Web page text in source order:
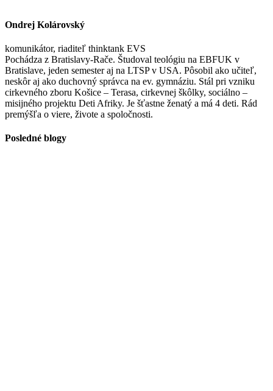
Ondrej Kolárovský
komunikátor, riaditeľ thinktank EVS
Pochádza z Bratislavy-Rače. Študoval teológiu na EBFUK v
Bratislave, jeden semester aj na LTSP v USA. Pôsobil ako učiteľ,
neskôr aj ako duchovný správca na ev. gymnáziu. Stál pri vzniku
cirkevného zboru Košice – Terasa, cirkevnej škôlky, sociálno –
misijného projektu Deti Afriky. Je šťastne ženatý a má 4 deti. Rád
premýšľa o viere, živote a spoločnosti.
Posledné blogy